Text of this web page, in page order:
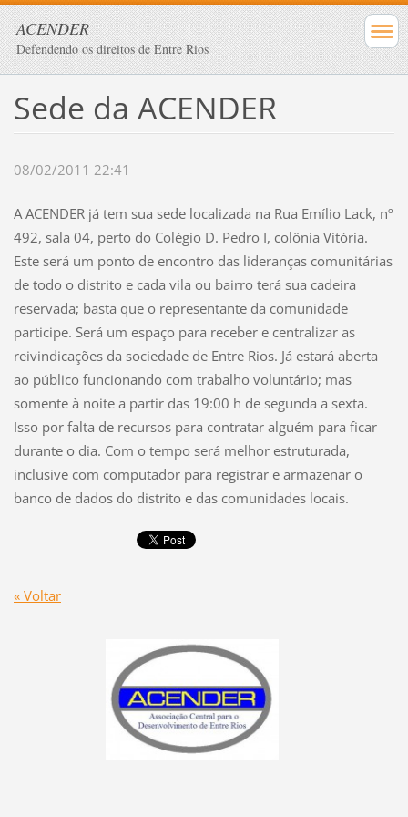
ACENDER
Defendendo os direitos de Entre Rios
Sede da ACENDER
08/02/2011 22:41
A ACENDER já tem sua sede localizada na Rua Emílio Lack, nº
492, sala 04, perto do Colégio D. Pedro I, colônia Vitória.
Este será um ponto de encontro das lideranças comunitárias
de todo o distrito e cada vila ou bairro terá sua cadeira
reservada; basta que o representante da comunidade
participe. Será um espaço para receber e centralizar as
reivindicações da sociedade de Entre Rios. Já estará aberta
ao público funcionando com trabalho voluntário; mas
somente à noite a partir das 19:00 h de segunda a sexta.
Isso por falta de recursos para contratar alguém para ficar
durante o dia. Com o tempo será melhor estruturada,
inclusive com computador para registrar e armazenar o
banco de dados do distrito e das comunidades locais.
« Voltar